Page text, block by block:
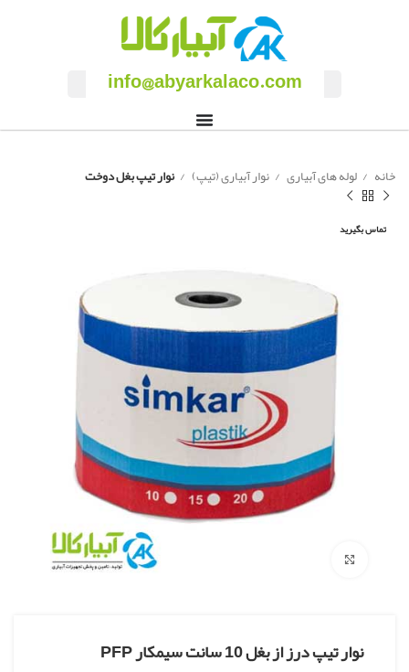
info@abyarkalaco.com
خانه لوله های آبیاری نوار آبیاری (تیپ) نوار تیپ بغل دوخت
تماس بگیرید
نوار تیپ درز از بغل 10 سانت سیمکار PFP